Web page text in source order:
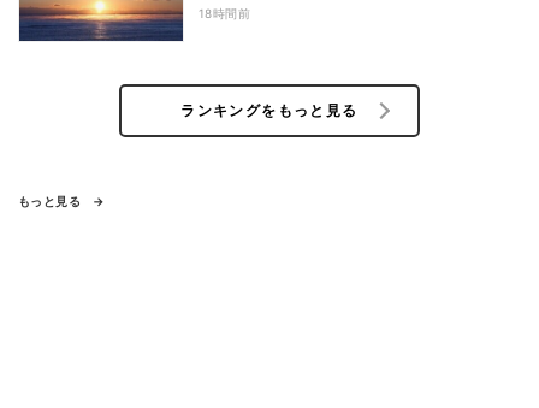
18時間前
ランキングをもっと見る
もっと見る